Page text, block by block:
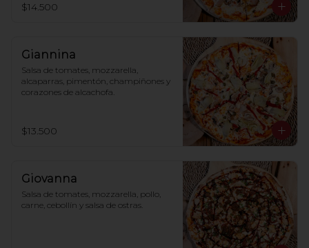
$14.500
Giannina
Salsa de tomates, mozzarella,
alcaparras, pimentón, champiñones y
corazones de alcachofa.
$13.500
Giovanna
Salsa de tomates, mozzarella, pollo,
carne, cebollín y salsa de ostras.